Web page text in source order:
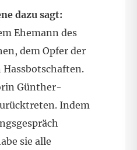
dazu sagt:
Ehemann des
dem Opfer der
Günther-
Indem
sie alle